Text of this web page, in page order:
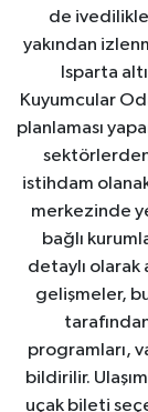
de
yakından
Isparta
Kuyumcular
planlaması
istihdam
merkezinde
bağlı
detaylı olarak
gelişmeler,
programları,
bildirilir.
uçak bileti